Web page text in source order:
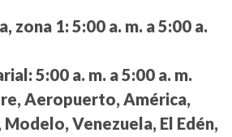
zona 1: 5:00 a. m. a 5:00 a.
5:00 a. m. a 5:00 a. m.
Aeropuerto, América,
Venezuela, El Edén,